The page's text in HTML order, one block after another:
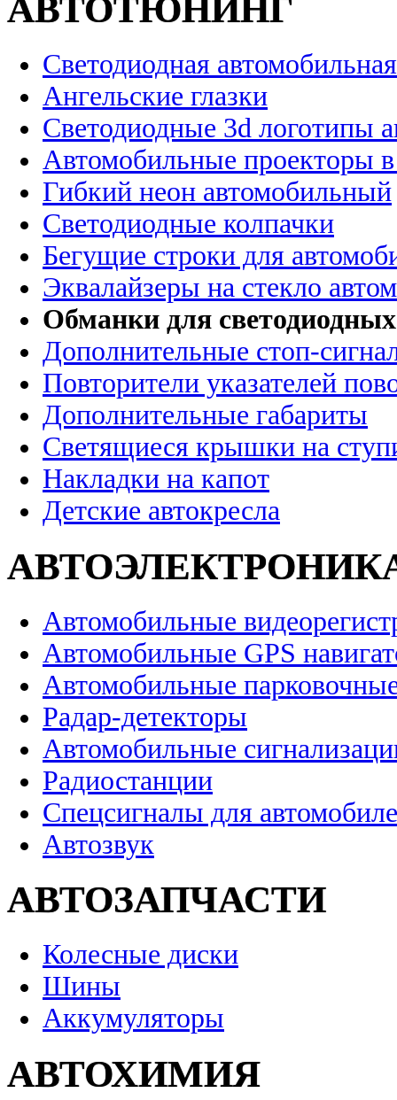
АВТОТЮНИНГ
Светодиодная
Ангельские глазки
Светодиодные 3d логотипы
Автомобильные проекторы
Гибкий неон автомобильный
Светодиодные колпачки
Бегущие строки для
Эквалайзеры на стекло
Обманки для
Дополнительные стоп-
Повторители указателей
Дополнительные габариты
Светящиеся крышки на
Накладки на капот
Детские автокресла
Автомобильные
Автомобильные GPS
Автомобильные
Радар-детекторы
Автомобильные
Радиостанции
Спецсигналы для
Автозвук
АВТОЗАПЧАСТИ
Колесные диски
Шины
Аккумуляторы
АВТОХИМИЯ